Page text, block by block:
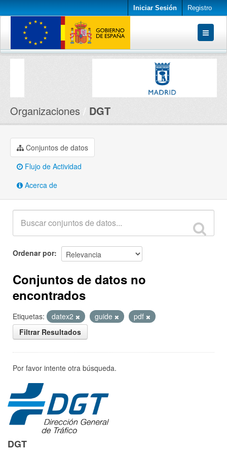
Iniciar Sesión Registro
Conjuntos de datos
Organizaciones DGT
Conjuntos de datos
Flujo de Actividad
Acerca de
Ordenar por
Conjuntos de datos no
encontrados
Etiquetas: datex2 guide
pdf
Filtrar Resultados
Por favor intente otra búsqueda.
DGT